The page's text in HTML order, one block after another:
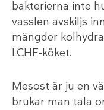
bakterierna inte
vasslen avskiljs
mängder
LCHF-köket.
Mesost är ju en
brukar man tala